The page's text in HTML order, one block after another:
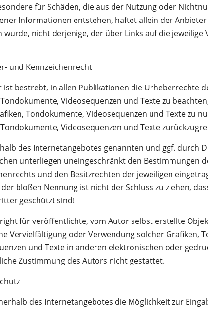
für Schäden, die aus der Nutzung oder
Informationen entstehen, haftet allein der Anbieter
wurde, nicht derjenige, der über Links auf die
und Kennzeichenrecht
ist bestrebt, in allen Publikationen die Urheberrechte
Videosequenzen und Texte zu
Tondokumente, Videosequenzen und Texte zu
Videosequenzen und Texte
des Internetangebotes genannten und ggf. durch
unterliegen uneingeschränkt den Bestimmungen
und den Besitzrechten der jeweiligen
bloßen Nennung ist nicht der Schluss zu ziehen,
geschützt sind!
für veröffentlichte, vom Autor selbst erstellte
Vervielfältigung oder Verwendung solcher Grafiken,
und Texte in anderen elektronischen oder
Zustimmung des Autors nicht gestattet.
des Internetangebotes die Möglichkeit zur